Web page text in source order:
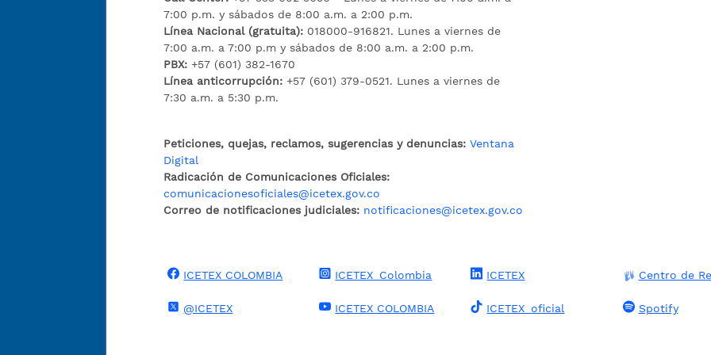
7:00 p.m. y sábados de 8:00 a.m. a 2:00 p.m.
Línea Nacional (gratuita): 018000-916821. Lunes a viernes de
7:00 a.m. a 7:00 p.m y sábados de 8:00 a.m. a 2:00 p.m.
PBX:+57 (601) 382-1670
Línea anticorrupción:+57 (601) 379-0521. Lunes a viernes de
7:30 a.m. a 5:30 p.m.
Peticiones, quejas, reclamos, sugerencias y denuncias: Ventana
Digital
Radicación de Comunicaciones Oficiales:
comunicacionesoficiales@icetex.gov.co
Correo de notificaciones judiciales: notificaciones@icetex.gov.co
ICETEX COLOMBIA
@ICETEX
ICETEX_Colombia
ICETEX COLOMBIA
ICETEX
ICETEX_oficial
Centro de
Spotify